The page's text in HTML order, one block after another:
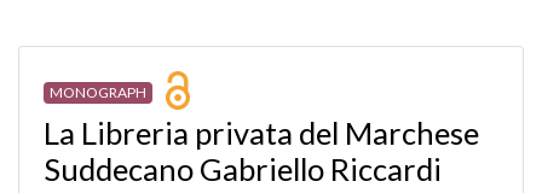
MONOGRAPH
La Libreria privata del Marchese
Suddecano Gabriello Riccardi